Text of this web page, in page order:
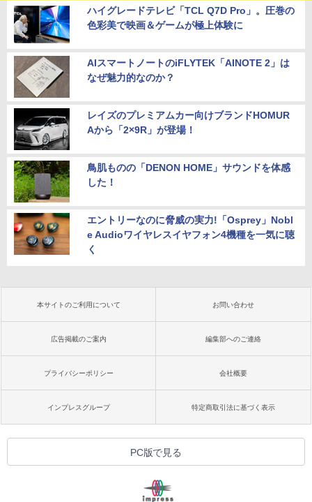
ハイグレードテレビ「TCL Q7D Pro」。圧巻の
色彩美で映画＆ゲームが極上体験に
AIスマートノートのiFLYTEK「AINOTE 2」は
なぜ魅力的なのか？
レイズのプレミアムカー向けブランドHOMUR
Aから「2×9R」が登場！
鳥肌ものの「DENON HOME」サウンドを体感
した！
エントリーなのに脅威の実力!「Osprey」Nobl
e Audioワイヤレスイヤフォン4機種を一気に聴
く
本サイトのご利用について お問い合わせ
広告掲載のご案内 編集部へのご連絡
プライバシーポリシー 会社概要
インプレスグループ 特定商取引法に基づく表示
PC版で見る